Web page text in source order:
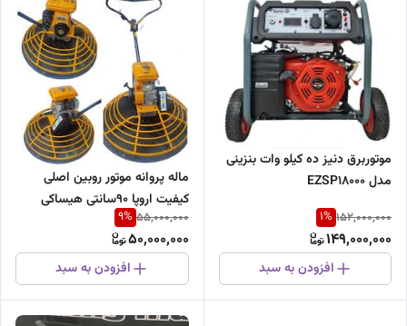
موتوربرق دنیز ده کیلو وات بنزینی
مدل EZSP18000
152,000,000
1%
149,000,000
افزودن به سبد
ماله پروانه موتور روبین اصلی
کیفیت اروپا 90سانتی هیساکی
55,000,000
9%
50,000,000
افزودن به سبد